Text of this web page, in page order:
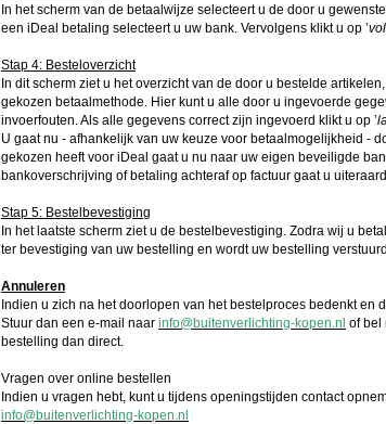
In het scherm van de betaalwijze selecteert u de door u
een iDeal betaling selecteert u uw bank. Vervolgens klikt u op ’
Stap 4: Besteloverzicht
In dit scherm ziet u het overzicht van de door u bestelde
gekozen betaalmethode. Hier kunt u alle door u ingevoerde
invoerfouten. Als alle gegevens correct zijn ingevoerd klikt u op ’
U gaat nu - afhankelijk van uw keuze voor betaalmogelijkheid -
gekozen heeft voor iDeal gaat u nu naar uw eigen beveiligde
bankoverschrijving of betaling achteraf op factuur gaat u
Stap 5: Bestelbevestiging
In het laatste scherm ziet u de bestelbevestiging. Zodra wij u
ter bevestiging van uw bestelling en wordt uw bestelling
Annuleren
Indien u zich na het doorlopen van het bestelproces bedenkt en
Stuur dan een e-mail naar info@buitenverlichting-kopen.nl of bel
bestelling dan direct.
Vragen over online bestellen
Indien u vragen hebt, kunt u tijdens openingstijden contact
info@buitenverlichting-kopen.nl